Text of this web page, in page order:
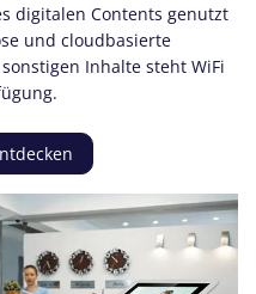
digitalen Contents genutzt
und cloudbasierte
Inhalte steht WiFi